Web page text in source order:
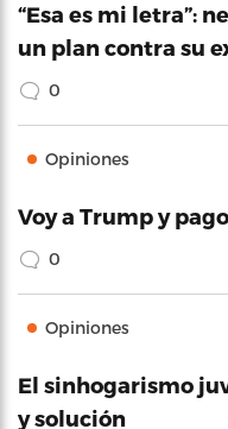
“Esa es mi letra”:
un plan contra su
0
Opiniones
Voy a Trump y
0
Opiniones
El sinhogarismo
y solución